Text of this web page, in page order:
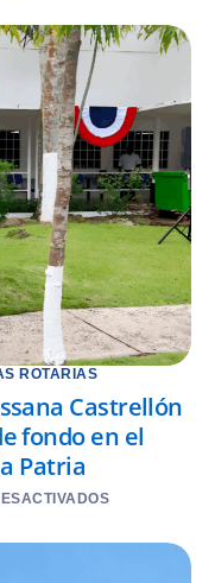
ROTARIAS
Castrellón
fondo en el
Patria